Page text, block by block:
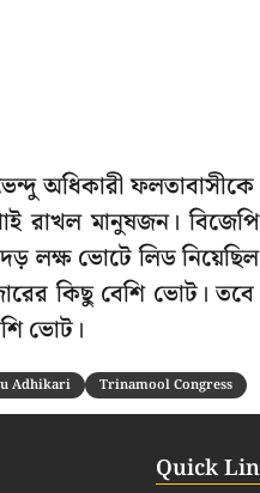
অধিকারী
রাখল মানুষজন।
লক্ষ ভোটে লিড
কিছু বেশি ভোট।
ভোট।
Adhikari Trinamool Congress
Quick